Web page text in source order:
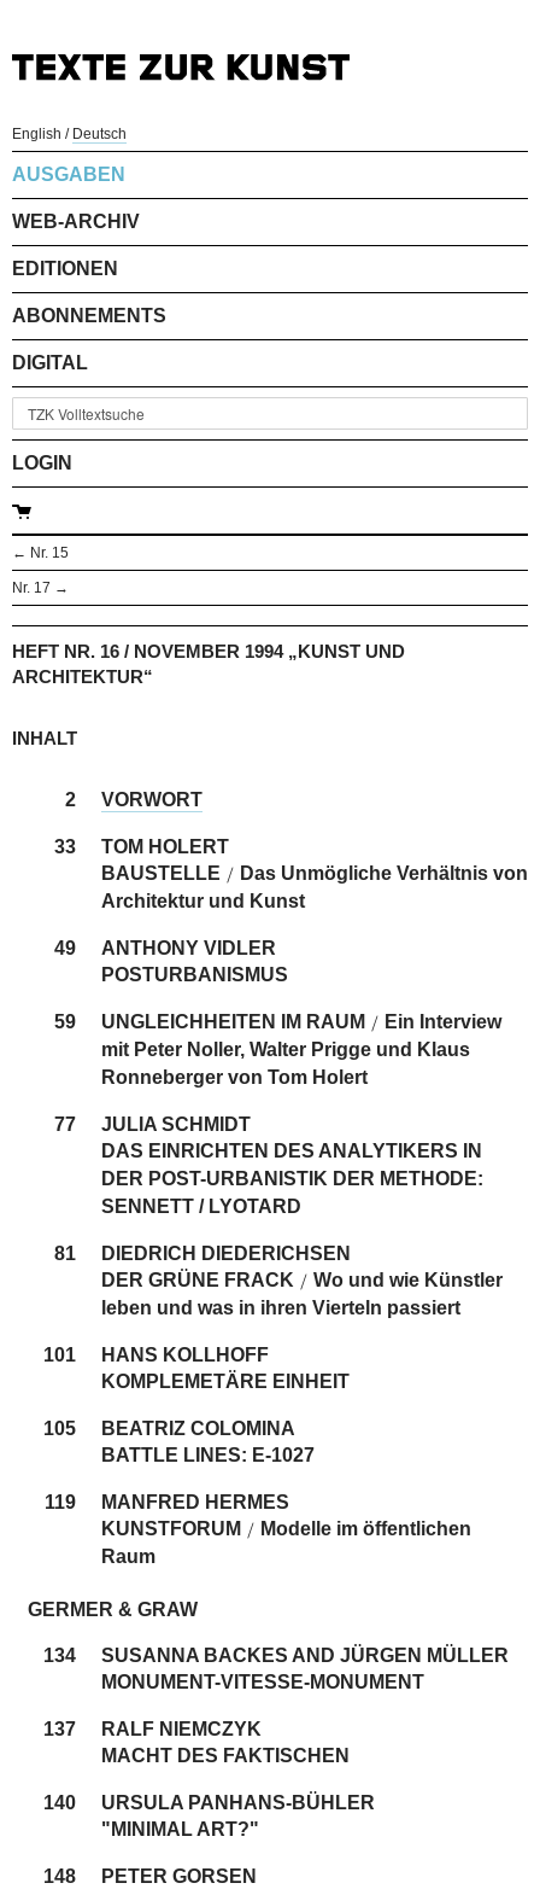
English / Deutsch
AUSGABEN
WEB-ARCHIV
EDITIONEN
ABONNEMENTS
DIGITAL
LOGIN
← Nr. 15
Nr. 17 →
HEFT NR. 16 / NOVEMBER 1994 „KUNST UND
ARCHITEKTUR“
INHALT
2 VORWORT
33
TOM HOLERT
BAUSTELLE / Das Unmögliche Verhältnis von
Architektur und Kunst
49
ANTHONY VIDLER
POSTURBANISMUS
59 UNGLEICHHEITEN IM RAUM / Ein Interview
mit Peter Noller, Walter Prigge und Klaus
Ronneberger von Tom Holert
77
JULIA SCHMIDT
DAS EINRICHTEN DES ANALYTIKERS IN
DER POST-URBANISTIK DER METHODE:
SENNETT / LYOTARD
81
DIEDRICH DIEDERICHSEN
DER GRÜNE FRACK/ Wo und wie Künstler
leben und was in ihren Vierteln passiert
101
HANS KOLLHOFF
KOMPLEMETÄRE EINHEIT
105
BEATRIZ COLOMINA
BATTLE LINES: E-1027
119
MANFRED HERMES
KUNSTFORUM / Modelle im öffentlichen
Raum
GERMER & GRAW
134
SUSANNA BACKES AND JÜRGEN MÜLLER
MONUMENT-VITESSE-MONUMENT
137
RALF NIEMCZYK
MACHT DES FAKTISCHEN
140
URSULA PANHANS-BÜHLER
"MINIMAL ART?"
148
PETER GORSEN